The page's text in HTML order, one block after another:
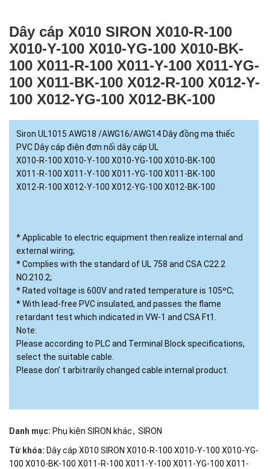
Dây cáp X010 SIRON X010-R-100
X010-Y-100 X010-YG-100 X010-BK-
100 X011-R-100 X011-Y-100 X011-YG-
100 X011-BK-100 X012-R-100 X012-Y-
100 X012-YG-100 X012-BK-100
Siron UL1015 AWG18 /AWG16/AWG14 Dây đồng mạ thiếc
PVC Dây cáp điện đơn nối dây cáp UL
X010-R-100 X010-Y-100 X010-YG-100 X010-BK-100
X011-R-100 X011-Y-100 X011-YG-100 X011-BK-100
X012-R-100 X012-Y-100 X012-YG-100 X012-BK-100
* Applicable to electric equipment then realize internal and
external wiring;
* Complies with the standard of UL 758 and CSA C22.2
NO.210.2;
* Rated voltage is 600V and rated temperature is 105ºC;
* With lead-free PVC insulated, and passes the flame
retardant test which indicated in VW-1 and CSA Ft1.
Note:
Please according to PLC and Terminal Block specifications,
select the suitable cable.
Please don’ t arbitrarily changed cable internal product.
Danh mục: Phụ kiện SIRON khác, SIRON
Từ khóa: Dây cáp X010 SIRON X010-R-100 X010-Y-100 X010-YG-
100 X010-BK-100 X011-R-100 X011-Y-100 X011-YG-100 X011-